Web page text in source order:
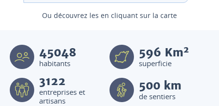
Ou découvrez les en cliquant sur la carte
45048
habitants
596 Km2
superficie
3122
entreprises et
artisans
500 km
de sentiers